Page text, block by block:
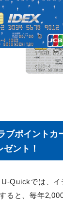
ブポイントカ
ント！
Quickでは、イ
ると、毎年